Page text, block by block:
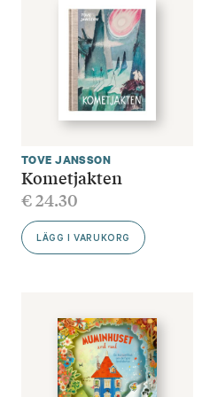
TOVE JANSSON
Kometjakten
€24.30
LÄGG I VARUKORG